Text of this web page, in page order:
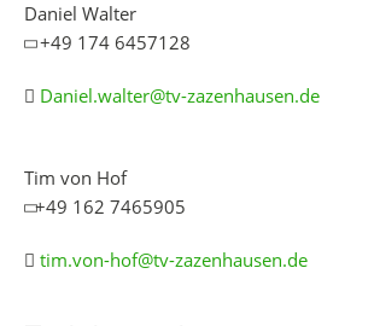
Daniel Walter
+49 174 6457128
Daniel.walter@tv-zazenhausen.de
Tim von Hof
+49 162 7465905
tim.von-hof@tv-zazenhausen.de